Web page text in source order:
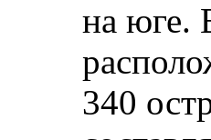
на юге.
340